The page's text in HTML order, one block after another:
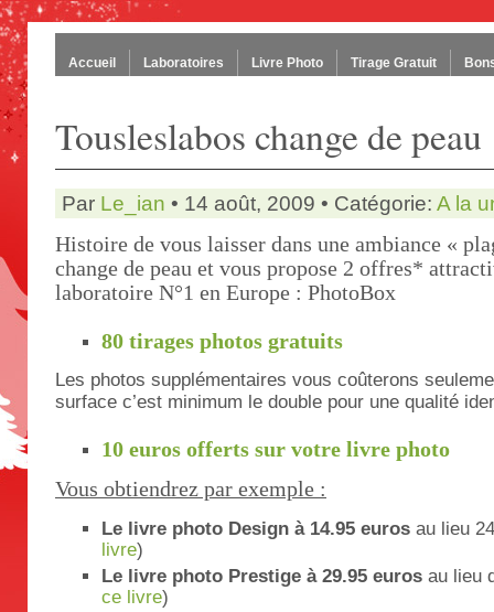
Accueil Laboratoires Livre Photo Tirage Gratuit
Tousleslabos change de peau
Par Le_ian • 14 août, 2009 • Catégorie: A la
Histoire de vous laisser dans une ambiance «
change de peau et vous propose 2 offres*
laboratoire N°1 en Europe : PhotoBox
80 tirages photos gratuits
Les photos supplémentaires vous coûterons
surface c’est minimum le double pour une qualité
10 euros offerts sur votre livre photo
Vous obtiendrez par exemple :
Le livre photo Design à 14.95 euros au lieu
livre)
Le livre photo Prestige à 29.95 euros au lieu
ce livre)